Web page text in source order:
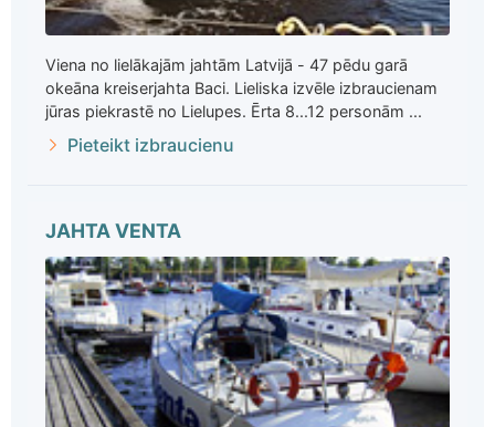
Viena no lielākajām jahtām Latvijā - 47 pēdu garā
okeāna kreiserjahta Baci. Lieliska izvēle izbraucienam
jūras piekrastē no Lielupes. Ērta 8...12 personām ...
Pieteikt izbraucienu
JAHTA VENTA